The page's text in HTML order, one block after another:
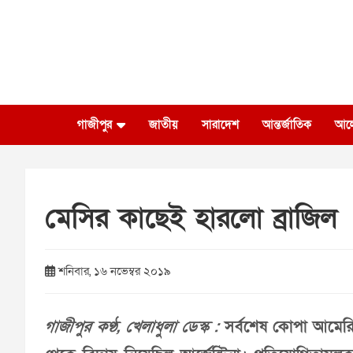
গাজীপুর জাতীয় সারাদেশ আন্তর্জাতিক
মেসির কাছেই হারলো ব্রাজিল
শনিবার, ১৬ নভেম্বর ২০১৯
গাজীপুর কণ্ঠ, খেলাধুলা ডেস্ক :সর্বশেষ কোপা